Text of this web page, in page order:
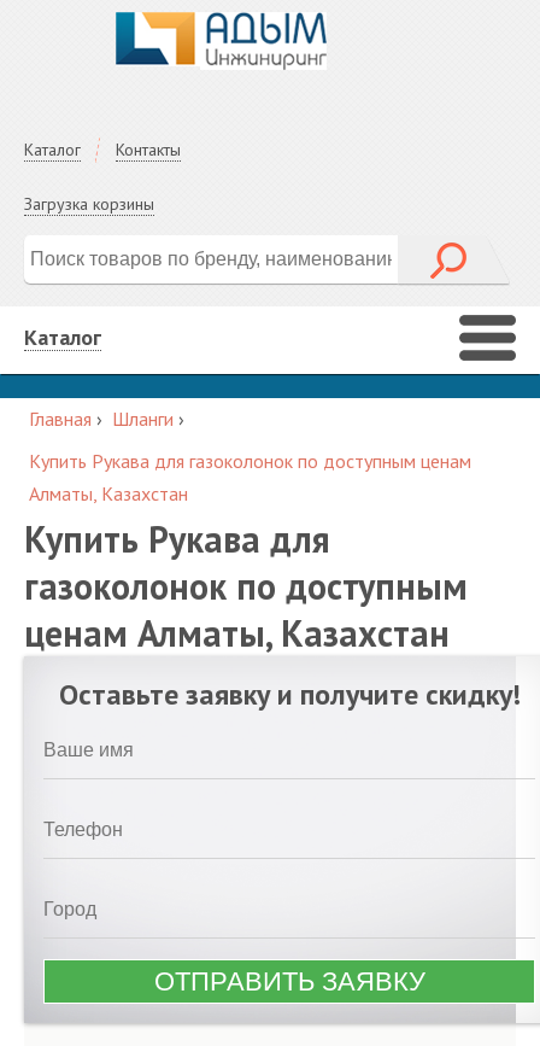
Каталог Контакты
Загрузка корзины
Каталог
Главная › Шланги ›
Купить Рукава для газоколонок по доступным ценам
Алматы, Казахстан
Купить Рукава для
газоколонок по доступным
ценам Алматы, Казахстан
Оставьте заявку и получите скидку!